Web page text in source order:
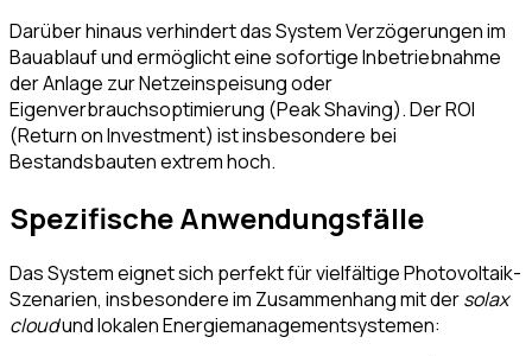
Darüber hinaus verhindert das System Verzögerungen im
Bauablauf und ermöglicht eine sofortige Inbetriebnahme
der Anlage zur Netzeinspeisung oder
Eigenverbrauchsoptimierung (Peak Shaving). Der ROI
(Return on Investment) ist insbesondere bei
Bestandsbauten extrem hoch.
Spezifische Anwendungsfälle
Das System eignet sich perfekt für vielfältige Photovoltaik-
Szenarien, insbesondere im Zusammenhang mit dersolax
cloudund lokalen Energiemanagementsystemen: